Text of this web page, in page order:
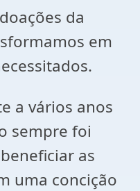
da
em
a vários anos
sempre foi
as
uma concição